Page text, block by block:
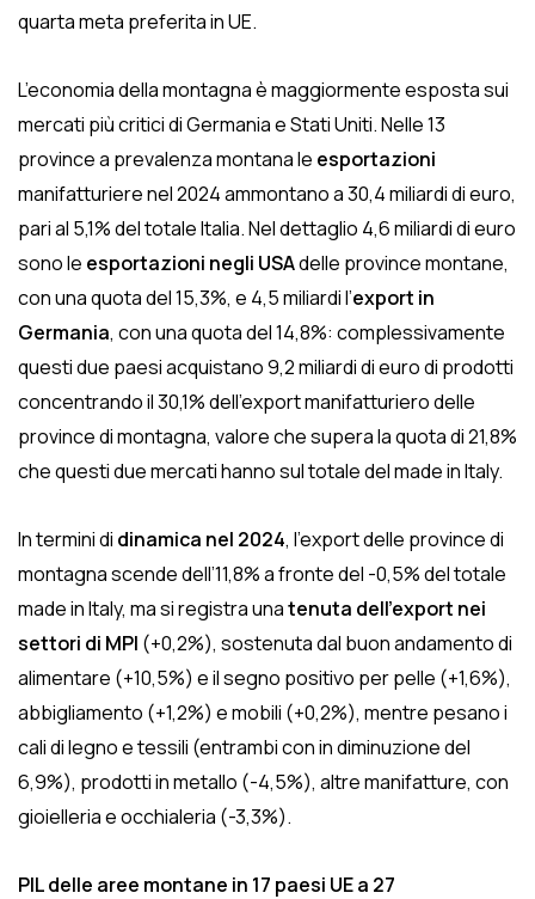
quarta meta preferita in UE.
L’economia della montagna è maggiormente esposta sui
mercati più critici di Germania e Stati Uniti. Nelle 13
province a prevalenza montana le esportazioni
manifatturiere nel 2024 ammontano a 30,4 miliardi di euro,
pari al 5,1% del totale Italia. Nel dettaglio 4,6 miliardi di euro
sono le esportazioni negli USAdelle province montane,
con una quota del 15,3%, e 4,5 miliardi l’export in
Germania, con una quota del 14,8%: complessivamente
questi due paesi acquistano 9,2 miliardi di euro di prodotti
concentrando il 30,1% dell’export manifatturiero delle
province di montagna, valore che supera la quota di 21,8%
che questi due mercati hanno sul totale del made in Italy.
In termini di dinamica nel 2024, l’export delle province di
montagna scende dell’11,8% a fronte del -0,5% del totale
made in Italy, ma si registra unatenuta dell’export nei
settori di MPI (+0,2%), sostenuta dal buon andamento di
alimentare (+10,5%) e il segno positivo per pelle (+1,6%),
abbigliamento (+1,2%) e mobili (+0,2%), mentre pesano i
cali di legno e tessili (entrambi con in diminuzione del
6,9%), prodotti in metallo (-4,5%), altre manifatture, con
gioielleria e occhialeria (-3,3%).
PIL delle aree montane in 17 paesi UE a 27